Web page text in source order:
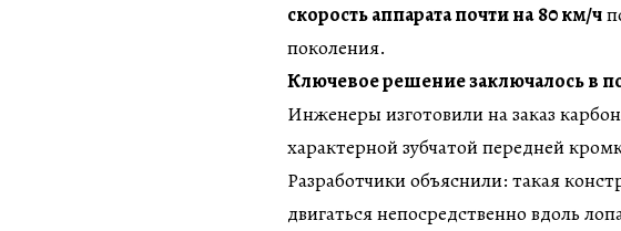
скорость аппарата почти на 80 км/ч
поколения.
Ключевое решение заключалось в
Инженеры изготовили на заказ
характерной зубчатой передней
Разработчики объяснили: такая
двигаться непосредственно вдоль